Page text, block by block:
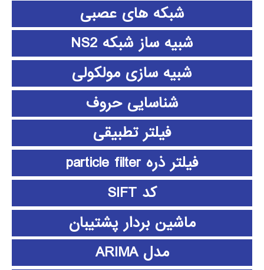
شبکه های عصبی
شبیه ساز شبکه NS2
شبیه سازی مولکولی
شناسایی حروف
فیلتر تطبیقی
فیلتر ذره particle filter
کد SIFT
ماشین بردار پشتیبان
مدل ARIMA